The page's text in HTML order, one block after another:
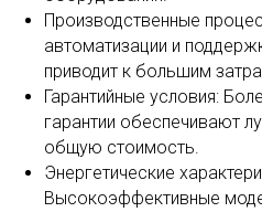
Производственные
автоматизации и
приводит к большим
Гарантийные условия:
гарантии обеспечивают
общую стоимость.
Энергетические
Высокоэффективные